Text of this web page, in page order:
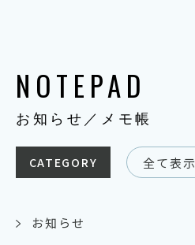
NOTEPAD
お知らせ／メモ帳
CATEGORY 全て表示
お知らせ